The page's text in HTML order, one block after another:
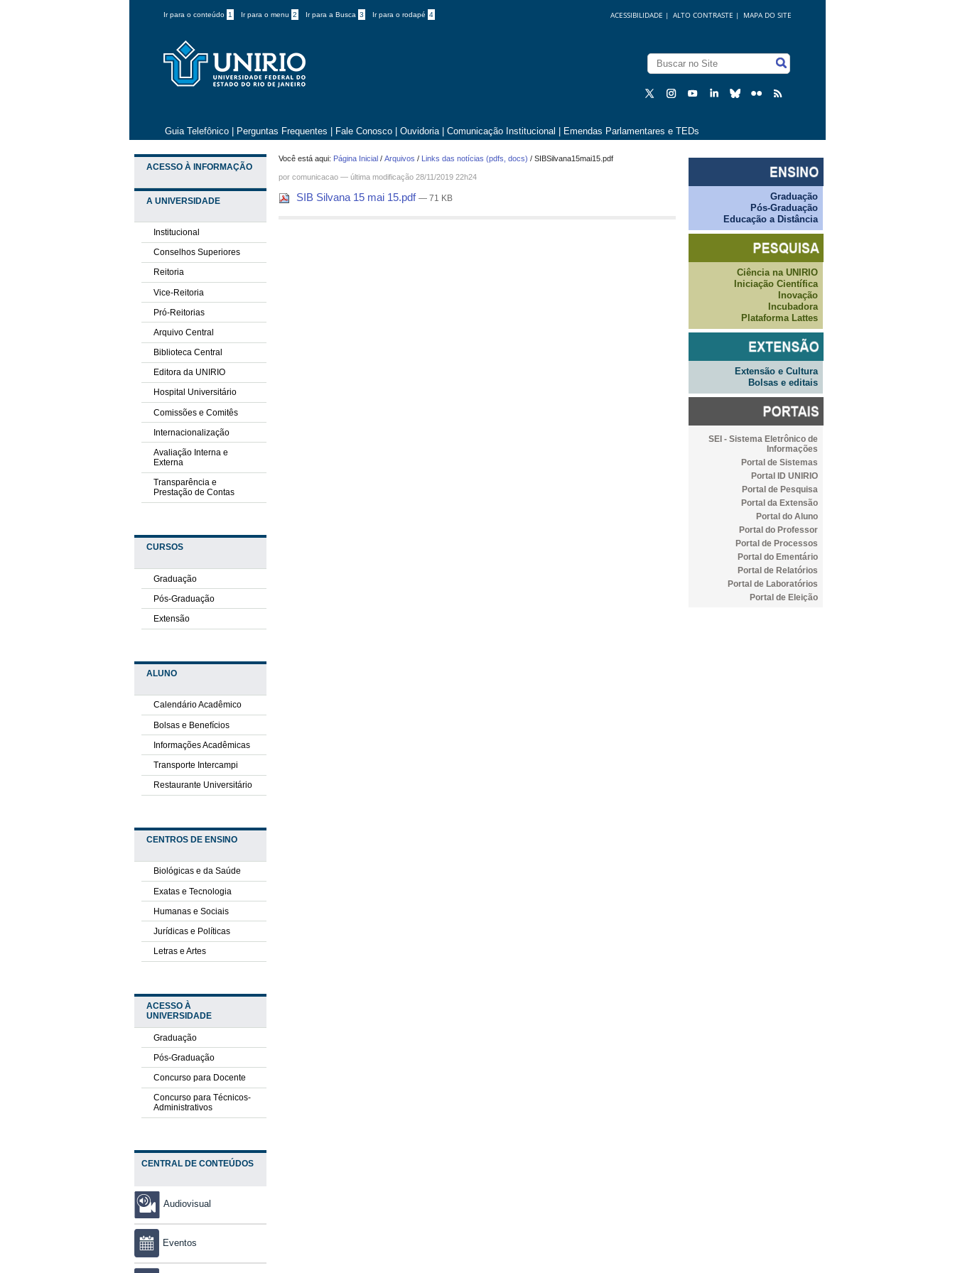
Ir para o conteúdo 1 Ir para o menu 2 Ir para a Busca 3 Ir para o rodapé 4 MAPA DO SITE
ALTO CONTRASTE |
ACESSIBILIDADE |
Guia Telefônico Perguntas Frequentes Fale Conosco Ouvidoria Comunicação Institucional Emendas Parlamentares e TEDs
ACESSO À INFORMAÇÃO
A UNIVERSIDADE
Institucional
Conselhos Superiores
Reitoria
Vice-Reitoria
Pró-Reitorias
Arquivo Central
Biblioteca Central
Editora da UNIRIO
Hospital Universitário
Comissões e Comitês
Internacionalização
Avaliação Interna e
Externa
Transparência e
Prestação de Contas
CURSOS
Graduação
Pós-Graduação
Extensão
ALUNO
Calendário Acadêmico
Bolsas e Benefícios
Informações Acadêmicas
Transporte Intercampi
Restaurante Universitário
CENTROS DE ENSINO
Biológicas e da Saúde
Exatas e Tecnologia
Humanas e Sociais
Jurídicas e Políticas
Letras e Artes
ACESSO À
UNIVERSIDADE
Graduação
Pós-Graduação
Concurso para Docente
Concurso para Técnicos-
Administrativos
CENTRAL DE CONTEÚDOS
Audiovisual
Eventos
Você está aqui: Página Inicial /Arquivos / Links das notícias (pdfs, docs) /SIBSilvana15mai15.pdf
por comunicacao —última modificação 28/11/2019 22h24
SIB Silvana 15 mai 15.pdf— 71 KB
Graduação
Pós-Graduação
Educação a Distância
Ciência na UNIRIO
Iniciação Científica
Inovação
Incubadora
Plataforma Lattes
Extensão e Cultura
Bolsas e editais
SEI - Sistema Eletrônico de
Informações
Portal de Sistemas
Portal ID UNIRIO
Portal de Pesquisa
Portal da Extensão
Portal do Aluno
Portal do Professor
Portal de Processos
Portal do Ementário
Portal de Relatórios
Portal de Laboratórios
Portal de Eleição